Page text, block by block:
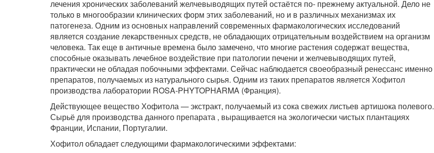
лечения хронических заболеваний желчевыводящих путей остаётся по- прежнему актуальной. Дело не
только в многообразии клинических форм этих заболеваний, но и в различных механизмах их
патогенеза. Одним из основных направлений современных фармакологических исследований
является создание лекарственных средств, не обладающих отрицательным воздействием на организм
человека. Так еще в античные времена было замечено, что многие растения содержат вещества,
способные оказывать лечебное воздействие при патологии печени и желчевыводящих путей,
практически не обладая побочными эффектами. Сейчас наблюдается своеобразный ренессанс именно
препаратов, получаемых из натурального сырья. Одним из таких препаратов является Хофитол
производства лаборатории ROSA-PHYTOPHARMA (Франция).
Действующее вещество Хофитола — экстракт, получаемый из сока свежих листьев артишока полевого.
Сырьё для производства данного препарата , выращивается на экологически чистых плантациях
Франции, Испании, Португалии.
Хофитол обладает следующими фармакологическими эффектами: